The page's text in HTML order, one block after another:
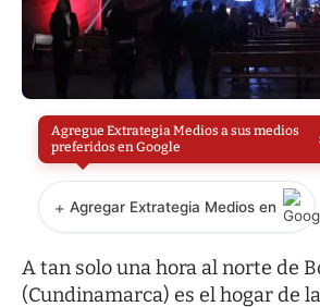
Agregue Extrategia Medios a sus medios
preferidos en Google
+ Agregar Extrategia Medios en
A tan solo una hora al norte de
(Cundinamarca) es el hogar de